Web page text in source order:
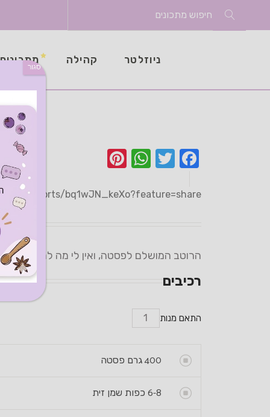
מתכונים קהילה ניוזלטר
Facebook
Twitter
WhatsApp
Pinterest
shorts/bq1wJN_keXo?feature=share
הרוטב המושלם לפסטה, ואין לי מה להוסיף.
רכיבים
התאם מנות
400 גרם פסטה
6-8 כפות שמן זית
סגור